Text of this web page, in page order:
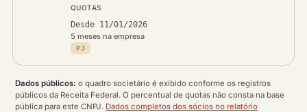
QUOTAS
Desde 11/01/2026
5 meses na empresa
PJ
Dados públicos: o quadro societário é exibido conforme os registros
públicos da Receita Federal. O percentual de quotas não consta na base
pública para este CNPJ. Dados completos dos sócios no relatório